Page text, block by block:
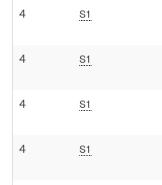
4 S1
4 S1
4 S1
4 S1